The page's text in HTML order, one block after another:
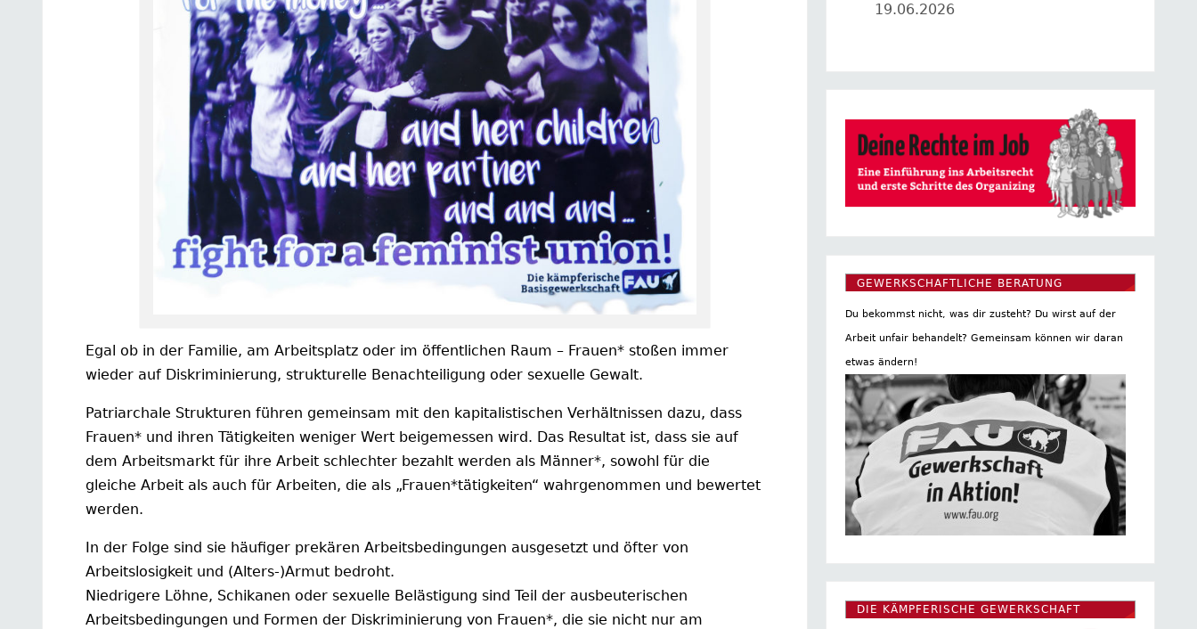
Egal ob in der Familie, am Arbeitsplatz oder im öffentlichen Raum – Frauen* stoßen immer
wieder auf Diskriminierung, strukturelle Benachteiligung oder sexuelle Gewalt.
Patriarchale Strukturen führen gemeinsam mit den kapitalistischen Verhältnissen dazu, dass
Frauen* und ihren Tätigkeiten weniger Wert beigemessen wird. Das Resultat ist, dass sie auf
dem Arbeitsmarkt für ihre Arbeit schlechter bezahlt werden als Männer*, sowohl für die
gleiche Arbeit als auch für Arbeiten, die als „Frauen*tätigkeiten“ wahrgenommen und bewertet
werden.
In der Folge sind sie häufiger prekären Arbeitsbedingungen ausgesetzt und öfter von
Arbeitslosigkeit und (Alters-)Armut bedroht.
Niedrigere Löhne, Schikanen oder sexuelle Belästigung sind Teil der ausbeuterischen
Arbeitsbedingungen und Formen der Diskriminierung von Frauen*, die sie nicht nur am
19.06.2026
GEWERKSCHAFTLICHE BERATUNG
Du bekommst nicht, was dir zusteht? Du wirst auf der
Arbeit unfair behandelt? Gemeinsam können wir daran
etwas ändern!
DIE KÄMPFERISCHE GEWERKSCHAFT